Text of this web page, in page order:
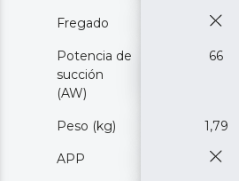
Fregado
Potencia de
succión
(AW)
66
Peso (kg) 1,79
APP